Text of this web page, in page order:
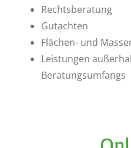
Rechtsberatung
Gutachten
Flächen- und
Leistungen
Beratungsumfangs